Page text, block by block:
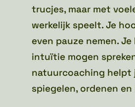
trucjes, maar met
werkelijk speelt. Je
even pauze nemen.
intuïtie mogen
natuurcoaching helpt
spiegelen, ordenen